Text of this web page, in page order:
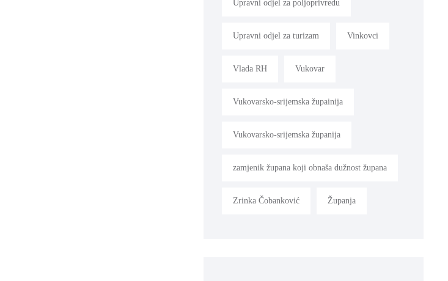
Upravni odjel za poljoprivredu
Upravni odjel za turizam Vinkovci
Vlada RH Vukovar
Vukovarsko-srijemska župainija
Vukovarsko-srijemska županija
zamjenik župana koji obnaša dužnost župana
Zrinka Čobanković Županja